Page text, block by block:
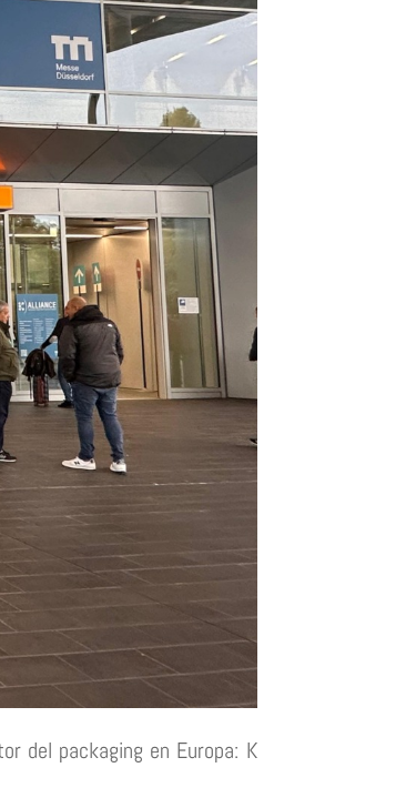
del packaging en Europa: K